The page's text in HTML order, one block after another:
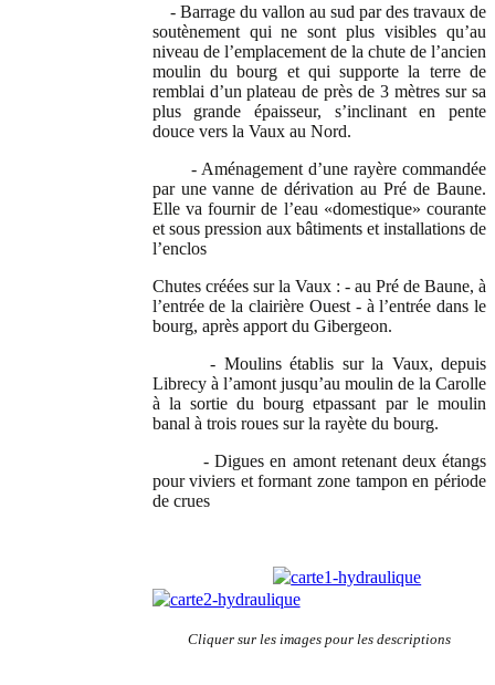
- Barrage du vallon au sud par des travaux de
soutènement qui ne sont plus visibles qu’au
niveau de l’emplacement de la chute de l’ancien
moulin du bourg et qui supporte la terre de
remblai d’un plateau de près de 3 mètres sur sa
plus grande épaisseur, s’inclinant en pente
douce vers la Vaux au Nord.
- Aménagement d’une rayère commandée
par une vanne de dérivation au Pré de Baune.
Elle va fournir de l’eau «domestique» courante
et sous pression aux bâtiments et installations de
l’enclos
Chutes créées sur la Vaux : - au Pré de Baune, à
l’entrée de la clairière Ouest - à l’entrée dans le
bourg, après apport du Gibergeon.
- Moulins établis sur la Vaux, depuis
Librecy à l’amont jusqu’au moulin de la Carolle
à la sortie du bourg etpassant par le moulin
banal à trois roues sur la rayète du bourg.
- Digues en amont retenant deux étangs
pour viviers et formant zone tampon en période
de crues
Cliquer sur les images pour les descriptions